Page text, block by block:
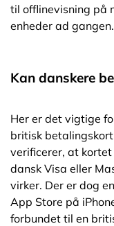
til offlinevisning på
enheder ad gangen.
Kan danskere
Her er det vigtige
britisk
verificerer, at
dansk Visa eller
virker. Der er dog
App Store på
forbundet til en